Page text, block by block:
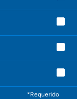
*Requerido